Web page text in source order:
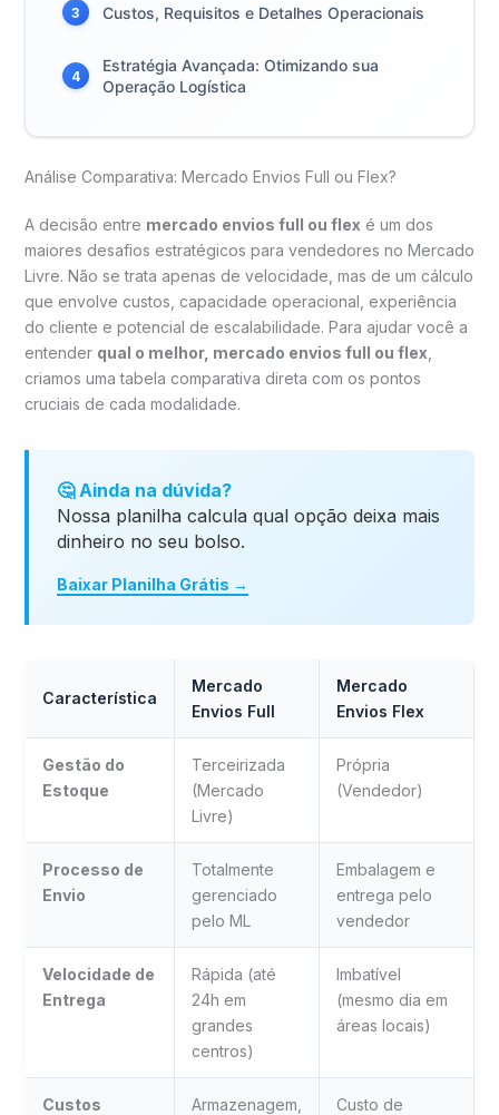
3 Custos, Requisitos e Detalhes Operacionais
4
Estratégia Avançada: Otimizando sua
Operação Logística
Análise Comparativa: Mercado Envios Full ou Flex?
A decisão entre mercado envios full ou flex é um dos
maiores desafios estratégicos para vendedores no Mercado
Livre. Não se trata apenas de velocidade, mas de um cálculo
que envolve custos, capacidade operacional, experiência
do cliente e potencial de escalabilidade. Para ajudar você a
entender qual o melhor, mercado envios full ou flex
criamos uma tabela comparativa direta com os pontos
cruciais de cada modalidade.
🤔 Ainda na dúvida?
Nossa planilha calcula qual opção deixa mais
dinheiro no seu bolso.
Baixar Planilha Grátis →
Característica
Mercado
Envios Full
Mercado
Envios Flex
Gestão do
Estoque
Terceirizada
(Mercado
Livre)
Própria
(Vendedor)
Processo de
Envio
Totalmente
gerenciado
pelo ML
Embalagem e
entrega pelo
vendedor
Velocidade de
Entrega
Rápida (até
24h em
grandes
centros)
Imbatível
(mesmo dia em
áreas locais)
Custos
Armazenagem,
Custo de